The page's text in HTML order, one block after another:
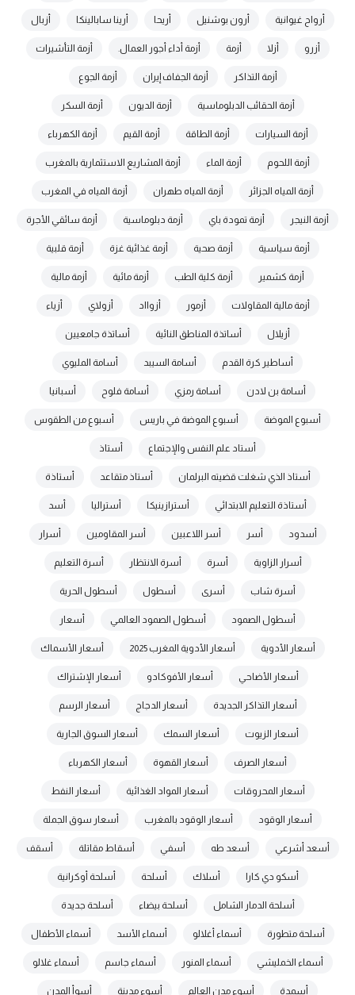
أرواح غيوانية أرون بوشنيل أريحا أرينا سابالينكا أزبال
أزرو أزلا أزمة أزمة أداء أجور العمال. أزمة التأشيرات
أزمة التذاكر أزمة الجفاف إيران أزمة الجوع
أزمة الحقائب الدبلوماسية أزمة الديون أزمة السكر
أزمة السيارات أزمة الطاقة أزمة القيم أزمة الكهرباء
أزمة اللحوم أزمة الماء أزمة المشاريع الاستثمارية بالمغرب
أزمة المياه الجزائر أزمة المياه طهران أزمة المياه في المغرب
أزمة النيجر أزمة تمودة باي أزمة دبلوماسية أزمة سائقي الأجرة
أزمة سياسية أزمة صحية أزمة غذائية غزة أزمة قلبية
أزمة كشمير أزمة كلية الطب أزمة مائية أزمة مالية
أزمة مالية المقاولات أزمور أزوااد أزولاي أزياء
أزيلال أساتذة المناطق النائية أساتذة جامعيين
أساطير كرة القدم أسامة السيبد أسامة المليوي
أسامة بن لادن أسامة رمزي أسامة فلوح أسبانيا
أسبوع الموضة أسبوع الموضة في باريس أسبوع من الطقوس
أستاد علم النفس والإجتماع أستاذ
أستاذ الذي شغلت قضيته البرلمان أستاذ متقاعد أستاذة
أستاذة التعليم الابتدائي أسترازينيكا أستراليا أسد
أسدود أسر أسر اللاعبين أسر المقاومين أسرار
أسرار الزاوية أسرة أسرة الانتظار أسرة التعليم
أسرة شاب أسرى أسطول أسطول الحرية
أسطول الصمود أسطول الصمود العالمي أسعار
أسعار الأدوية أسعار الأدوية المغرب 2025 أسعار الأسماك
أسعار الأضاحي أسعار الأفوكادو أسعار الإشتراك
أسعار التذاكر الجديدة أسعار الدجاج أسعار الرسم
أسعار الزيوت أسعار السمك أسعار السوق الجارية
أسعار الصرف أسعار القهوة أسعار الكهرباء
أسعار المحروقات أسعار المواد الغذائية أسعار النفط
أسعار الوقود أسعار الوقود بالمغرب أسعار سوق الجملة
أسعد أشرعي أسعد طه أسفي أسقاط مقاتلة أسقف
أسكو دي كارا أسلاك أسلحة أسلحة أوكرانية
أسلحة الدمار الشامل أسلحة بيضاء أسلحة جديدة
أسلحة متطورة أسماء أغلالو أسماء الأسد أسماء الأطفال
أسماء الخمليشي أسماء المنور أسماء جاسم أسماء غلالو
أسمدة أسوء مدن العالم أسوء مدينة أسوأ المدن